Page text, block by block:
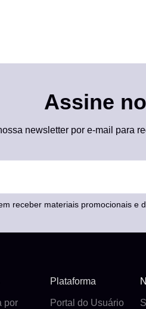
Assine
newsletter por e-mail para
receber materiais promocionais e
por
Plataforma
Portal do Usuário